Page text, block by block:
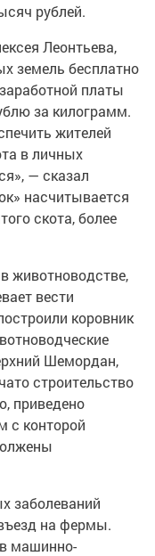
рублей.
Леонтьева,
земель бесплатно
платы
за килограмм.
жителей
в личных
— сказал
насчитывается
скота, более
животноводстве,
вести
коровник
Шемордан,
строительство
приведено
с конторой
заболеваний
на фермы.
машинно-